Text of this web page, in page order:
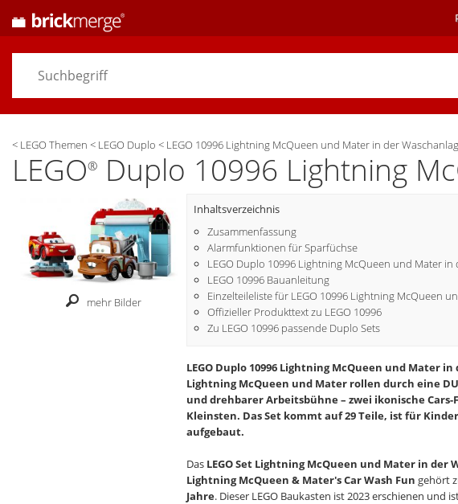
< LEGO Themen < LEGO Duplo < LEGO 10996 Lightning McQueen und Mater in der
LEGO® Duplo 10996 Lightning
mehr Bilder
Inhaltsverzeichnis
Zusammenfassung
Alarmfunktionen für Sparfüchse
LEGO Duplo 10996 Lightning McQueen und Mater in
LEGO 10996 Bauanleitung
Einzelteileliste für LEGO 10996 Lightning McQueen
Offizieller Produkttext zu LEGO 10996
Zu LEGO 10996 passende Duplo Sets
LEGO Duplo 10996 Lightning McQueen und Mater in
Lightning McQueen und Mater rollen durch eine
und drehbarer Arbeitsbühne – zwei ikonische
Kleinsten. Das Set kommt auf 29 Teile, ist für
aufgebaut.
Das LEGO Set Lightning McQueen und Mater in der
Lightning McQueen & Mater's Car Wash Fun gehört
Jahre. Dieser LEGO Baukasten ist 2023 erschienen und